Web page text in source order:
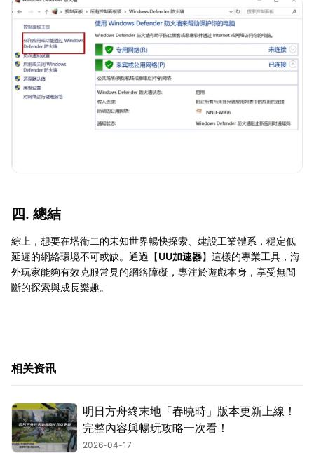
四. 總結
綜上，想要在塔衛二的未知世界暢快探索、建設工業體系，穩定低
延遲的網絡環境不可或缺。通過【UU加速器】這樣的專業工具，海
外玩家能夠有效克服常見的網絡障礙，專注於遊戲本身，享受無間
斷的探索與成長樂趣。
相关资讯
明日方舟終末地「春曉時」版本更新上線！
完整內容與暢玩攻略一次看！
2026-04-17